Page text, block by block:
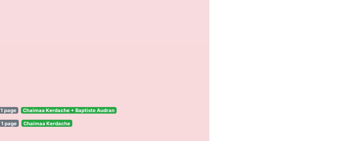
1 page Chaimaa Kerdache + Baptiste Audran
1 page Chaimaa Kerdache